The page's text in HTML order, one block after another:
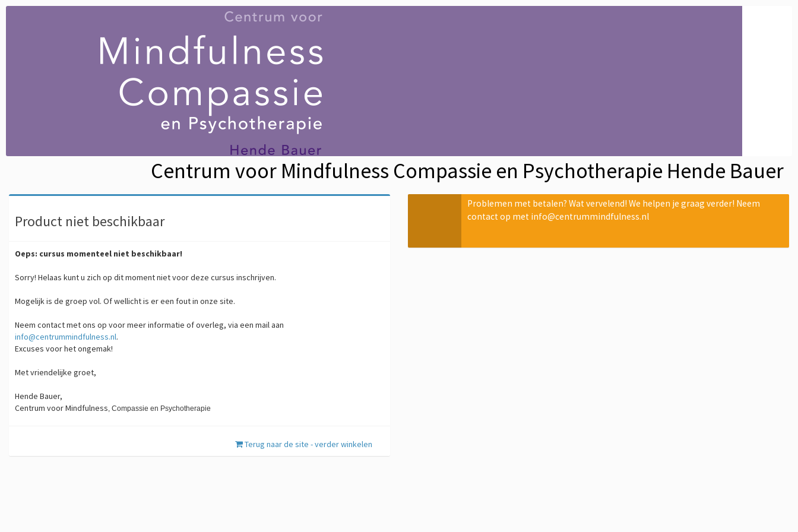
Centrum voor Mindfulness Compassie en Psychotherapie Hende Bauer
Product niet beschikbaar
Oeps: cursus momenteel niet beschikbaar!
Sorry! Helaas kunt u zich op dit moment niet voor deze cursus inschrijven.
Mogelijk is de groep vol. Of wellicht is er een fout in onze site.
Neem contact met ons op voor meer informatie of overleg, via een mail aan
info@centrummindfulness.nl.
Excuses voor het ongemak!
Met vriendelijke groet,
Hende Bauer,
Centrum voor Mindfulness, ​Compassie en Psychotherapie
Terug naar de site - verder winkelen
Problemen met betalen? Wat vervelend! We helpen je graag verder! Neem
contact op met info@centrummindfulness.nl